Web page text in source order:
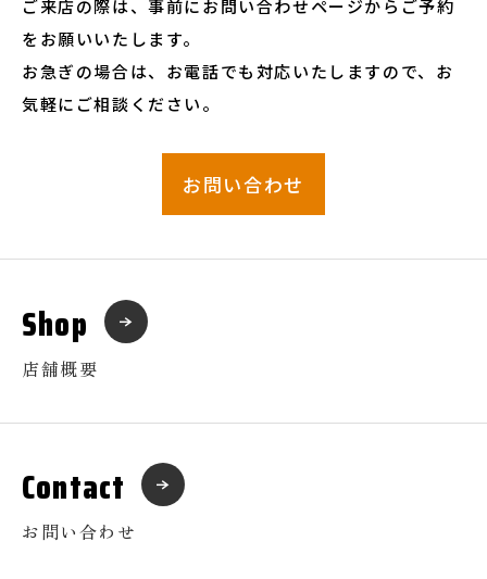
ご来店の際は、事前にお問い合わせページからご予約
をお願いいたします。
お急ぎの場合は、お電話でも対応いたしますので、お
気軽にご相談ください。
お問い合わせ
Shop
店舗概要
Contact
お問い合わせ